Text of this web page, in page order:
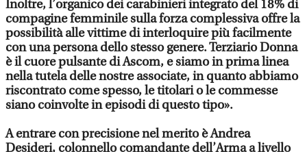
Inoltre, l’organico dei carabinieri integrato del 18% di
compagine femminile sulla forza complessiva offre la
possibilità alle vittime di interloquire più facilmente
con una persona dello stesso genere. Terziario Donna
è il cuore pulsante di Ascom, e siamo in prima linea
nella tutela delle nostre associate, in quanto abbiamo
riscontrato come spesso, le titolari o le commesse
siano coinvolte in episodi di questo tipo».
A entrare con precisione nel merito è Andrea
Desideri, colonnello comandante dell’Arma a livello